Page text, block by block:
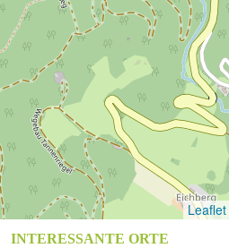
Leaflet
INTERESSANTE ORTE